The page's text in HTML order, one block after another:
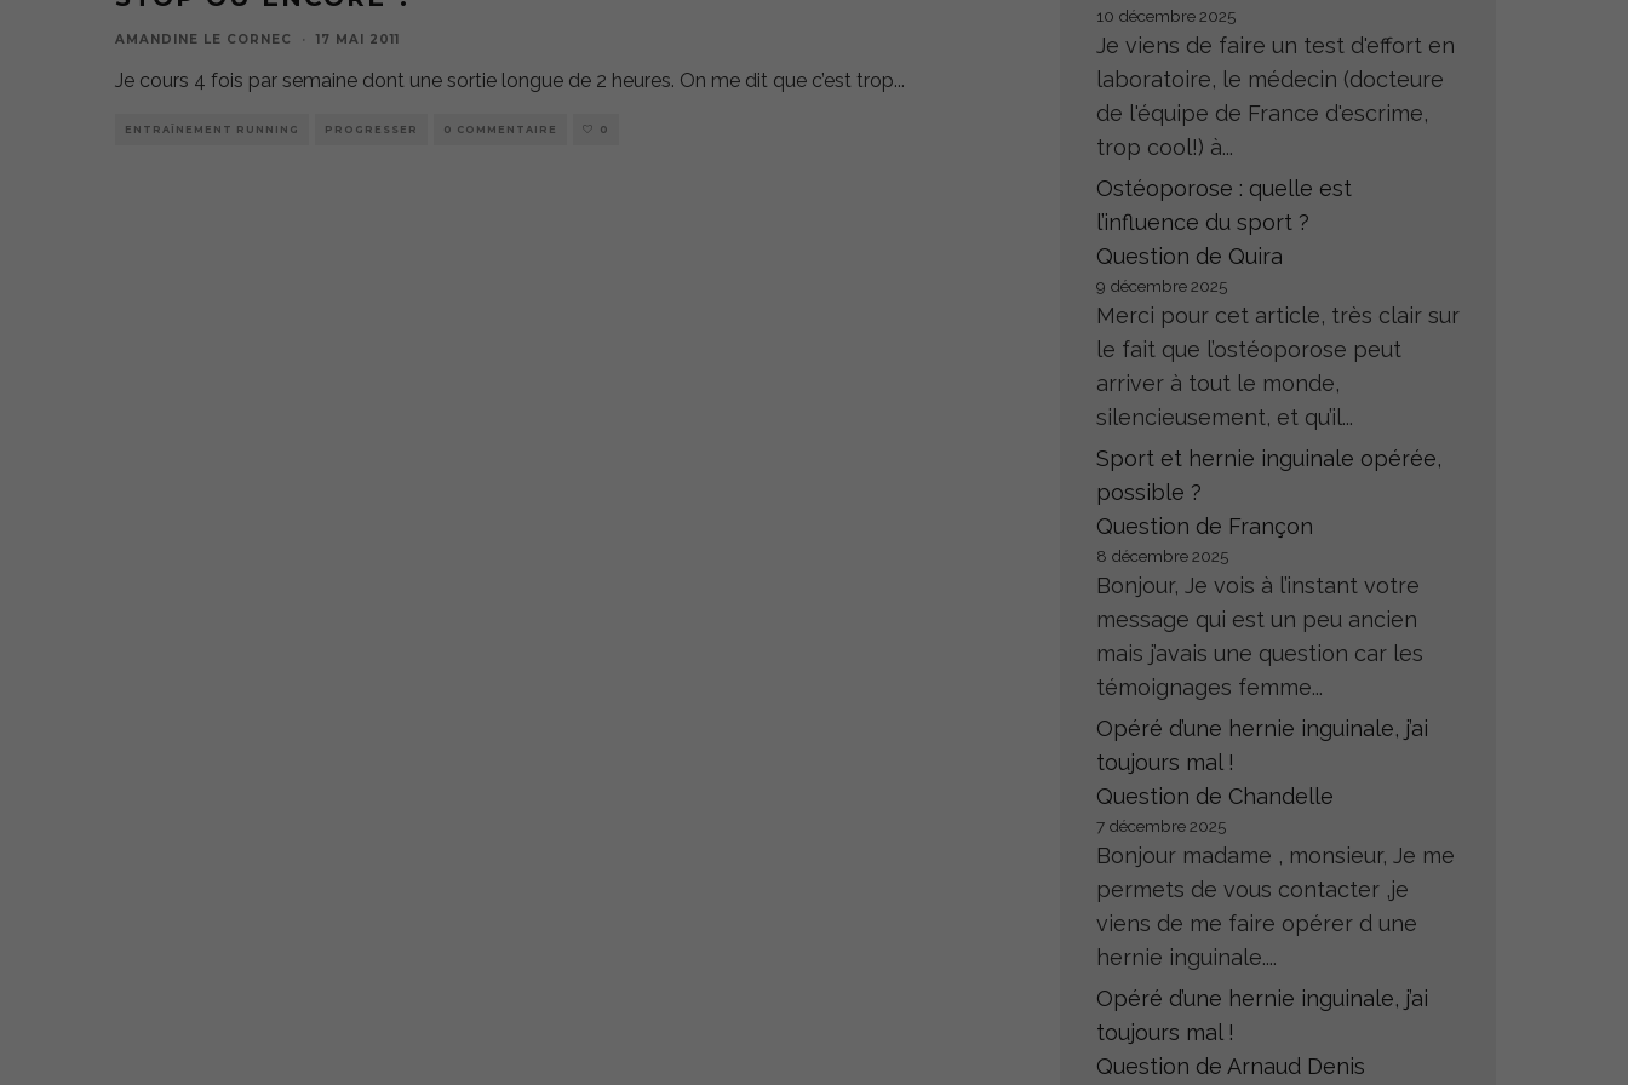
AMANDINE LE CORNEC · 17 MAI 2011
Je cours 4 fois par semaine dont une sortie longue de 2 heures. On me dit que c’est trop...
ENTRAÎNEMENT RUNNING PROGRESSER 0 COMMENTAIRE 0
10 décembre 2025
Je viens de faire un test d'effort en
laboratoire, le médecin (docteure
de l'équipe de France d'escrime,
trop cool!) à...
Ostéoporose : quelle est
l’influence du sport ?
Question de Quira
9 décembre 2025
Merci pour cet article, très clair sur
le fait que l’ostéoporose peut
arriver à tout le monde,
silencieusement, et qu’il...
Sport et hernie inguinale opérée,
possible ?
Question de Françon
8 décembre 2025
Bonjour, Je vois à l’instant votre
message qui est un peu ancien
mais j’avais une question car les
témoignages femme...
Opéré d’une hernie inguinale, j’ai
toujours mal !
Question de Chandelle
7 décembre 2025
Bonjour madame , monsieur, Je me
permets de vous contacter ,je
viens de me faire opérer d une
hernie inguinale....
Opéré d’une hernie inguinale, j’ai
toujours mal !
Question de Arnaud Denis